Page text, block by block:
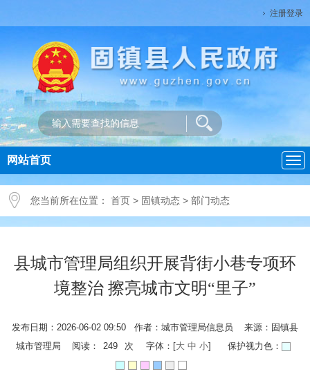
注册登录
导
航
网站首页
您当前所在位置： 首页 > 固镇动态 > 部门动态
县城市管理局组织开展背街小巷专项环
境整治 擦亮城市文明“里子”
发布日期：2026-06-02 09:50 作者：城市管理局信息员 来源：固镇县
城市管理局 阅读：
249 次 字体：[大 中 小] 保护视力色：